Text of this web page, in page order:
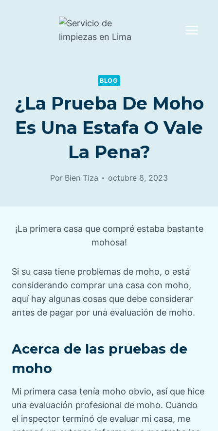
BLOG
¿La Prueba De Moho
Es Una Estafa O Vale
La Pena?
Por Bien Tiza octubre 8, 2023
¡La primera casa que compré estaba bastante
mohosa!
Si su casa tiene problemas de moho, o está
considerando comprar una casa con moho,
aquí hay algunas cosas que debe considerar
antes de pagar por una evaluación de moho.
Acerca de las pruebas de
moho
Mi primera casa tenía moho obvio, así que hice
una evaluación profesional de moho. Cuando
el inspector terminó de evaluar mi casa, me